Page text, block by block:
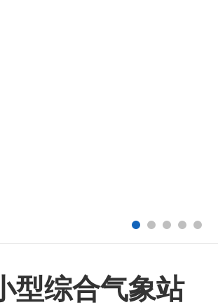
型综合气象站